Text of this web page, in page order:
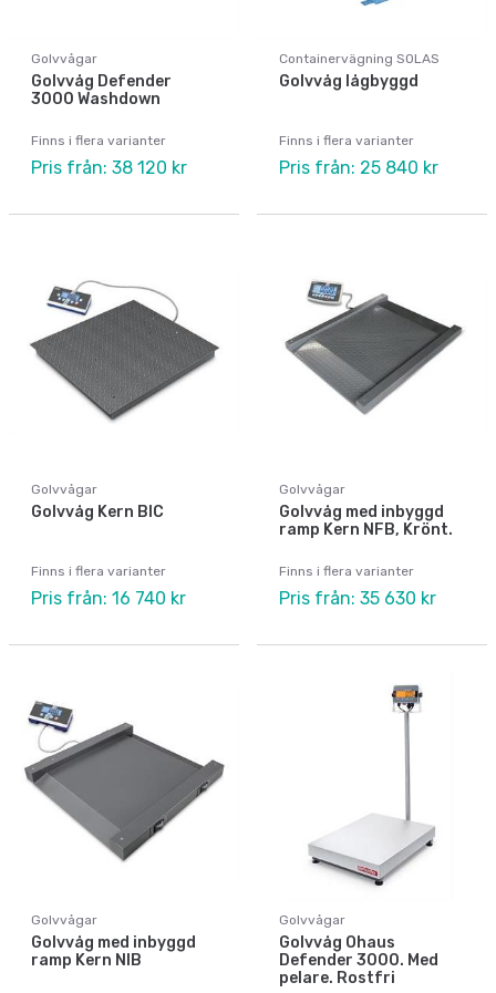
Golvvågar
Golvvåg Defender
3000 Washdown
Finns i flera varianter
Pris från: 38 120 kr
Containervägning SOLAS
Golvvåg lågbyggd
Finns i flera varianter
Pris från: 25 840 kr
Golvvågar
Golvvåg Kern BIC
Finns i flera varianter
Pris från: 16 740 kr
Golvvågar
Golvvåg med inbyggd
ramp Kern NFB, Krönt.
Finns i flera varianter
Pris från: 35 630 kr
Golvvågar
Golvvåg med inbyggd
ramp Kern NIB
Golvvågar
Golvvåg Ohaus
Defender 3000. Med
pelare. Rostfri